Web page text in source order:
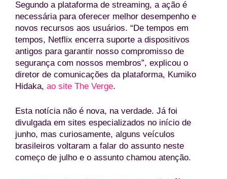
Segundo a plataforma de streaming, a ação é
necessária para oferecer melhor desempenho e
novos recursos aos usuários. “De tempos em
tempos, Netflix encerra suporte a dispositivos
antigos para garantir nosso compromisso de
segurança com nossos membros”, explicou o
diretor de comunicações da plataforma, Kumiko
Hidaka, ao site The Verge.
Esta notícia não é nova, na verdade. Já foi
divulgada em sites especializados no início de
junho, mas curiosamente, alguns veículos
brasileiros voltaram a falar do assunto neste
começo de julho e o assunto chamou atenção.